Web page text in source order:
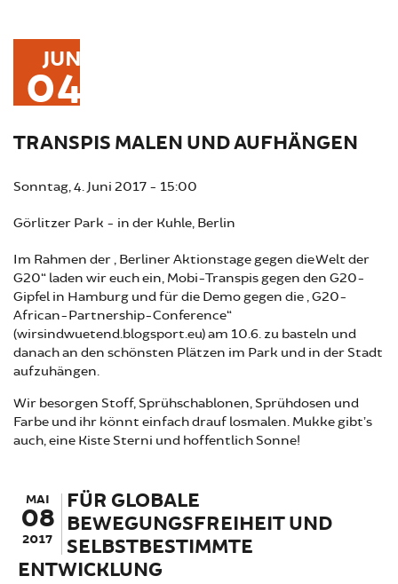
JUN
04
TRANSPIS MALEN UND AUFHÄNGEN
Sonntag, 4. Juni 2017 - 15:00
Görlitzer Park - in der Kuhle, Berlin
Im Rahmen der „Berliner Aktionstage gegen die Welt der
G20“ laden wir euch ein, Mobi-Transpis gegen den G20-
Gipfel in Hamburg und für die Demo gegen die „G20-
African-Partnership-Conference“
(wirsindwuetend.blogsport.eu) am 10.6. zu basteln und
danach an den schönsten Plätzen im Park und in der Stadt
aufzuhängen.
Wir besorgen Stoff, Sprühschablonen, Sprühdosen und
Farbe und ihr könnt einfach drauf losmalen. Mukke gibt’s
auch, eine Kiste Sterni und hoffentlich Sonne!
MAI
08
2017
FÜR GLOBALE
BEWEGUNGSFREIHEIT UND
SELBSTBESTIMMTE
ENTWICKLUNG